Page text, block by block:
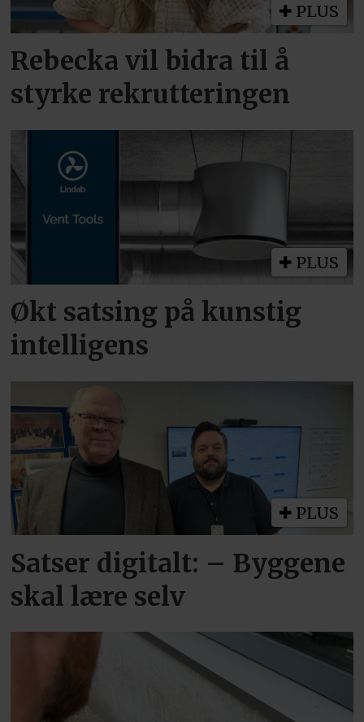
PLUS
Rebecka vil bidra til å
styrke rekrutteringen
PLUS
Økt satsing på kunstig
intelligens
PLUS
Satser digitalt: – Byggene
skal lære selv